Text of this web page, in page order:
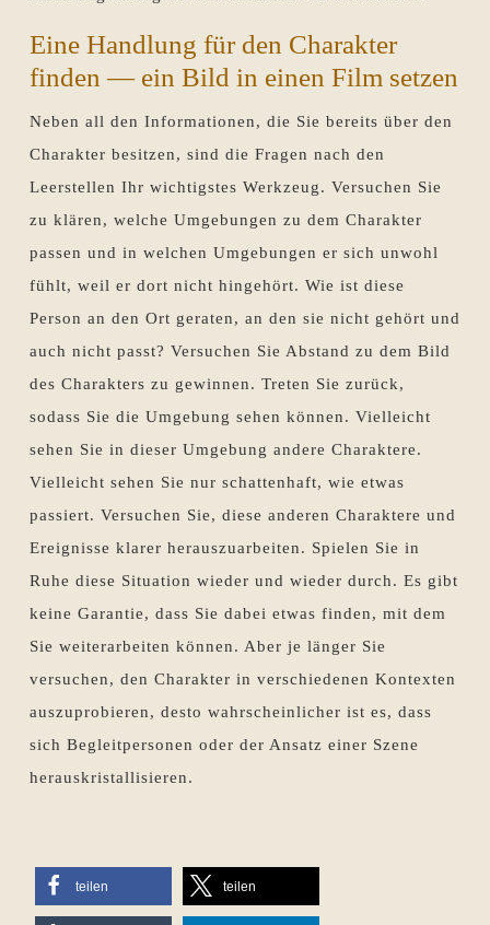
Eine Handlung für den Charakter
finden — ein Bild in einen Film setzen
Neben all den Informationen, die Sie bereits über den
Charakter besitzen, sind die Fragen nach den
Leerstellen Ihr wichtigstes Werkzeug. Versuchen Sie
zu klären, welche Umgebungen zu dem Charakter
passen und in welchen Umgebungen er sich unwohl
fühlt, weil er dort nicht hingehört. Wie ist diese
Person an den Ort geraten, an den sie nicht gehört und
auch nicht passt? Versuchen Sie Abstand zu dem Bild
des Charakters zu gewinnen. Treten Sie zurück,
sodass Sie die Umgebung sehen können. Vielleicht
sehen Sie in dieser Umgebung andere Charaktere.
Vielleicht sehen Sie nur schattenhaft, wie etwas
passiert. Versuchen Sie, diese anderen Charaktere und
Ereignisse klarer herauszuarbeiten. Spielen Sie in
Ruhe diese Situation wieder und wieder durch. Es gibt
keine Garantie, dass Sie dabei etwas finden, mit dem
Sie weiterarbeiten können. Aber je länger Sie
versuchen, den Charakter in verschiedenen Kontexten
auszuprobieren, desto wahrscheinlicher ist es, dass
sich Begleitpersonen oder der Ansatz einer Szene
herauskristallisieren.
teilen teilen